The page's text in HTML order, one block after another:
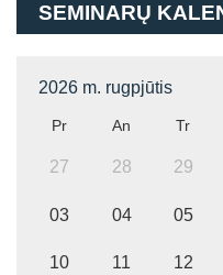
SEMINARŲ
2026 m. rugpjūtis
Pr An Tr
27 28 29
03 04 05
10 11 12